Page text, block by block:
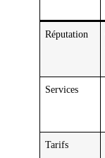
Réputation
Services
Tarifs